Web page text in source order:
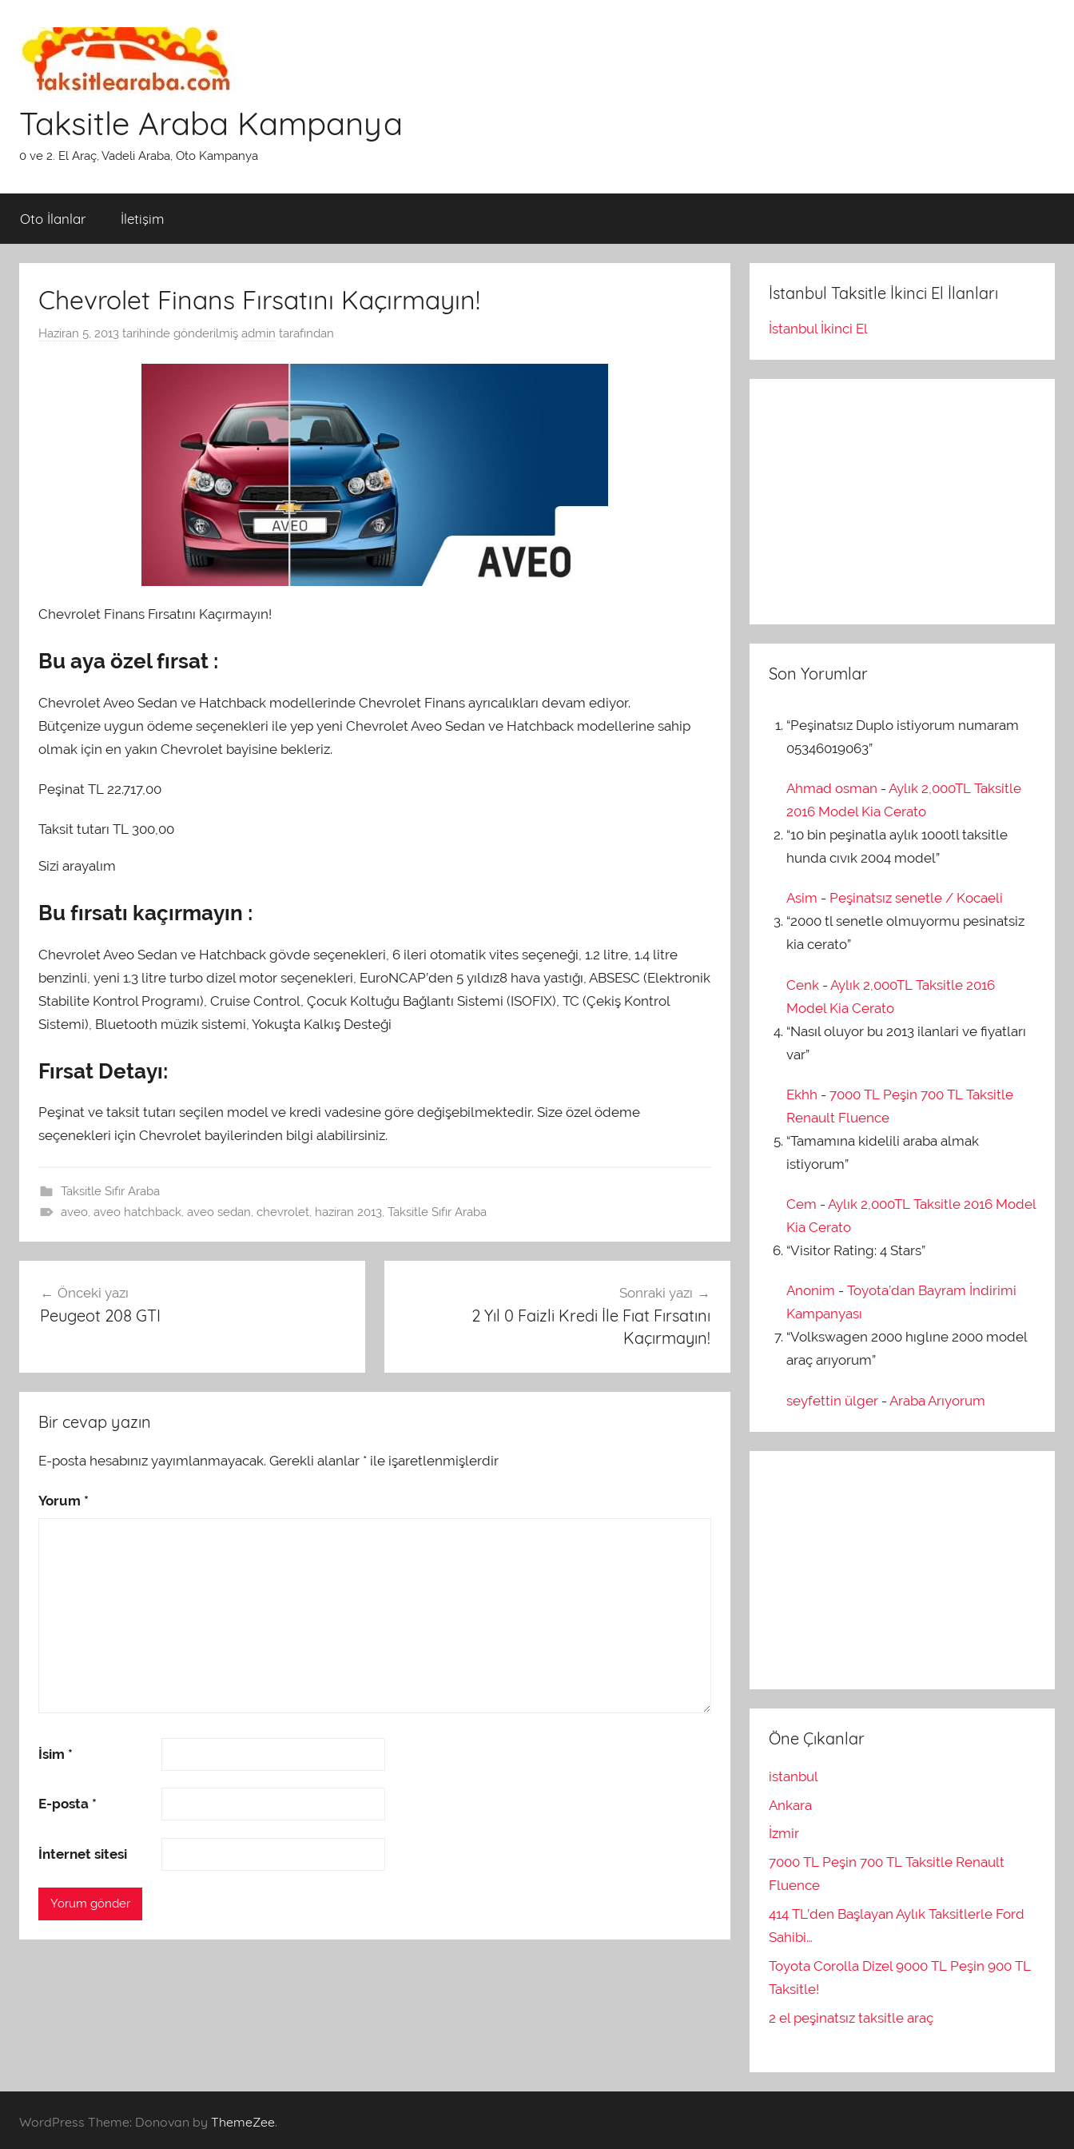
Taksitle Araba Kampanya
0 ve 2. El Araç, Vadeli Araba, Oto Kampanya
Oto İlanlar İletişim
Chevrolet Finans Fırsatını Kaçırmayın!
Haziran 5, 2013 tarihinde gönderilmiş admin tarafından
Chevrolet Finans Fırsatını Kaçırmayın!
Bu aya özel fırsat :
Chevrolet Aveo Sedan ve Hatchback modellerinde Chevrolet Finans ayrıcalıkları devam ediyor.
Bütçenize uygun ödeme seçenekleri ile yep yeni Chevrolet Aveo Sedan ve Hatchback modellerine sahip
olmak için en yakın Chevrolet bayisine bekleriz.
Peşinat TL 22.717,00
Taksit tutarı TL 300,00
Sizi arayalım
Bu fırsatı kaçırmayın :
Chevrolet Aveo Sedan ve Hatchback gövde seçenekleri, 6 ileri otomatik vites seçeneği, 1.2 litre, 1.4 litre
benzinli, yeni 1.3 litre turbo dizel motor seçenekleri, EuroNCAP’den 5 yıldız8 hava yastığı, ABSESC (Elektronik
Stabilite Kontrol Programı), Cruise Control, Çocuk Koltuğu Bağlantı Sistemi (ISOFIX), TC (Çekiş Kontrol
Sistemi), Bluetooth müzik sistemi, Yokuşta Kalkış Desteği
Fırsat Detayı:
Peşinat ve taksit tutarı seçilen model ve kredi vadesine göre değişebilmektedir. Size özel ödeme
seçenekleri için Chevrolet bayilerinden bilgi alabilirsiniz.
Taksitle Sıfır Araba
aveo, aveo hatchback, aveo sedan, chevrolet, haziran 2013, Taksitle Sıfır Araba
dolaşımı
Önceki yazı
Peugeot 208 GTI
Sonraki yazı
2 Yıl 0 Faizli Kredi İle Fıat Fırsatını
Kaçırmayın!
Bir cevap yazın
E-posta hesabınız yayımlanmayacak. Gerekli alanlar * ile işaretlenmişlerdir
Yorum *
İsim *
E-posta *
İnternet sitesi
İstanbul Taksitle İkinci El İlanları
İstanbul İkinci El
Son Yorumlar
“Peşinatsız Duplo istiyorum numaram
05346019063”
Ahmad osman - Aylık 2,000TL Taksitle
2016 Model Kia Cerato
“10 bin peşinatla aylık 1000tl taksitle
hunda cıvık 2004 model”
Asim - Peşinatsız senetle / Kocaeli
“2000 tl senetle olmuyormu pesinatsiz
kia cerato”
Cenk- Aylık 2,000TL Taksitle 2016
Model Kia Cerato
“Nasıl oluyor bu 2013 ilanlari ve fiyatları
var”
Ekhh - 7000 TL Peşin 700 TL Taksitle
Renault Fluence
“Tamamına kidelili araba almak
istiyorum”
Cem - Aylık 2,000TL Taksitle 2016 Model
Kia Cerato
“Visitor Rating: 4 Stars”
Anonim - Toyota’dan Bayram İndirimi
Kampanyası
“Volkswagen 2000 hıglıne 2000 model
araç arıyorum”
seyfettin ülger- Araba Arıyorum
Öne Çıkanlar
istanbul
Ankara
İzmir
7000 TL Peşin 700 TL Taksitle Renault
Fluence
414 TL’den Başlayan Aylık Taksitlerle Ford
Sahibi…
Toyota Corolla Dizel 9000 TL Peşin 900 TL
Taksitle!
2 el peşinatsız taksitle araç
WordPress Theme: Donovan by ThemeZee.